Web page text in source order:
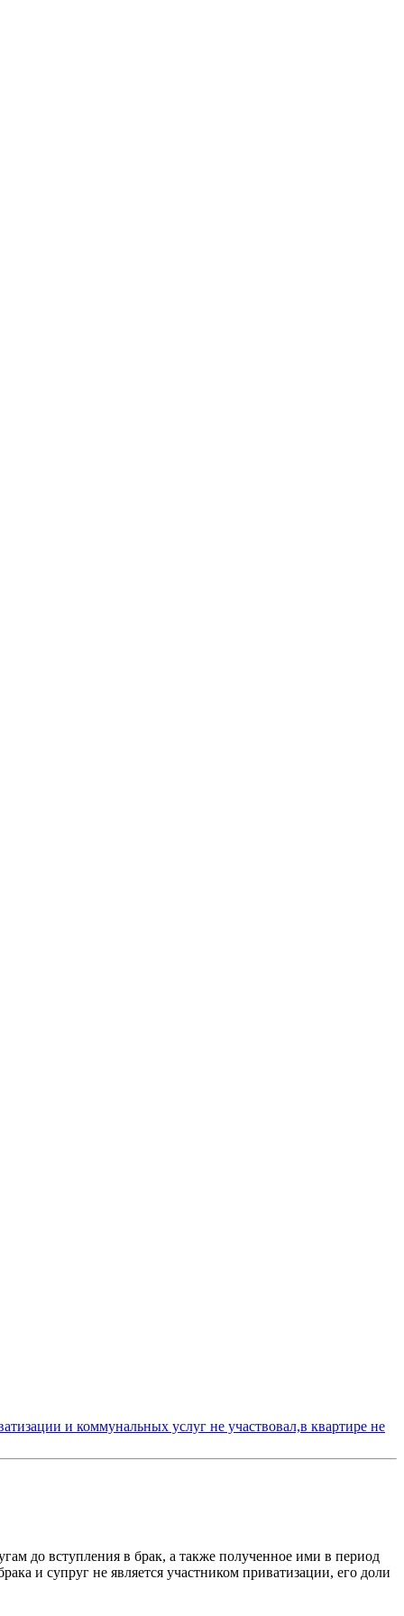
и коммунальных услуг не участвовал,в квартире не
до вступления в брак, а также полученное ими в период
и супруг не является участником приватизации, его доли